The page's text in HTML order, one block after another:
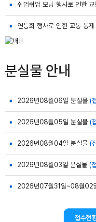
쉬엄쉬엄 모닝 행사로 인한
연등회 행사로 인한 교통 통
분실물 안내
2026년08월06일 분실물 (
2026년08월05일 분실물 (
2026년08월04일 분실물 (
2026년08월03일 분실물 (
2026년07월31일~08월02
접수현